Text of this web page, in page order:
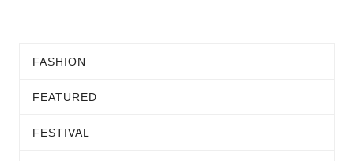
FASHION
FEATURED
FESTIVAL